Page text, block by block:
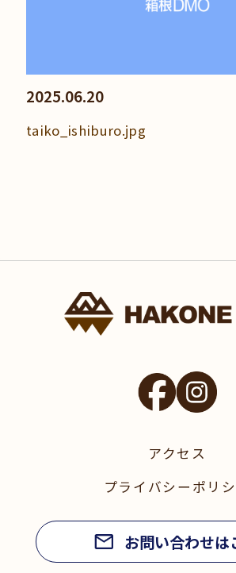
2025.06.20
taiko_ishiburo.jpg
アクセス
プライバシーポリ
お問い合わせは